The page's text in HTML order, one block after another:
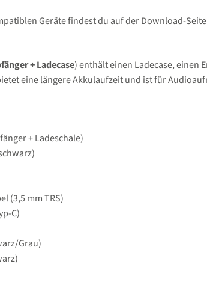
Geräte findest du auf der Download-
+ Ladecase) enthält einen Ladecase, einen
eine längere Akkulaufzeit und ist für
+ Ladeschale)
(3,5 mm TRS)
C)
Grau)